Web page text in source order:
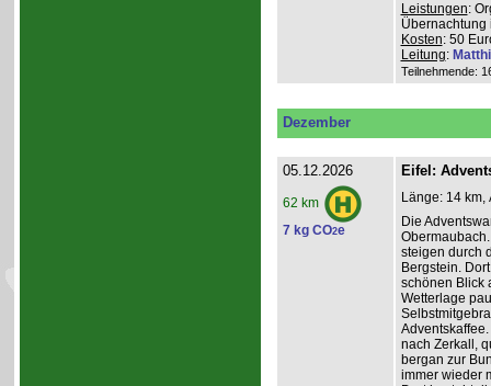
Leistungen:
Übernachtung
Kosten: 50
Leitung:
Teilnehmende:
Dezember
05.12.2026
62 km
7 kg CO2e
Eifel:
Länge: 14 km,
Die
steigen durch
Bergstein.
schönen Blick
Wetterlage
nach Zerkall,
bergan zur
immer wieder